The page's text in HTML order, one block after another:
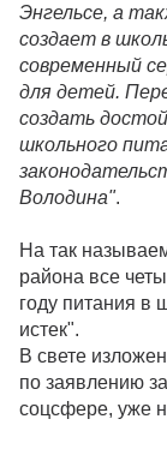
Энгельсе, а
создает в
современный
для детей.
создать
школьного
Володина".
На так
района все
году питания в
истек".
В свете
по заявлению
соцсфере, уже